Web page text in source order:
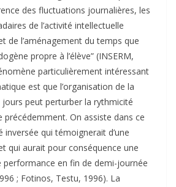
des fluctuations journalières, les
de l’activité intellectuelle
de l’aménagement du temps que
propre à l’élève” (INSERM,
particulièrement intéressant
est que l’organisation de la
peut perturber la rythmicité
précédemment. On assiste dans ce
inversée qui témoignerait d’une
qui aurait pour conséquence une
performance en fin de demi-journée
; Fotinos, Testu, 1996). La